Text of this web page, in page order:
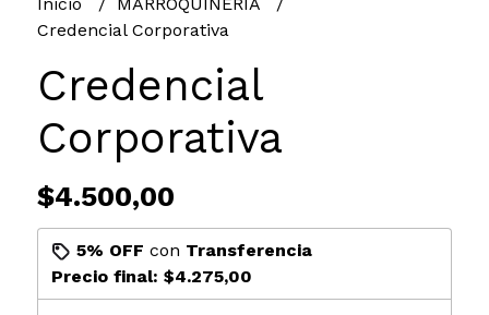
Credencial Corporativa
Credencial
Corporativa
$4.500,00
5% OFF con Transferencia
Precio final: $4.275,00